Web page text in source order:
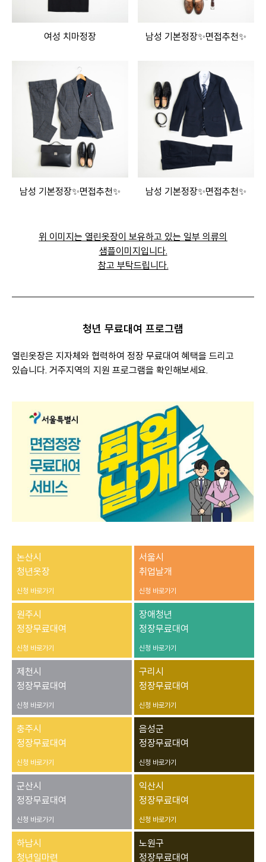
여성 치마정장 남성 기본정장✨면접추천✨
남성 기본정장✨면접추천✨ 남성 기본정장✨면접추천✨
위 이미지는 열린옷장이 보유하고 있는 일부 의류의
샘플이미지입니다.
참고 부탁드립니다.
청년 무료대여 프로그램
열린옷장은 지자체와 협력하여 정장 무료대여 혜택을 드리고
있습니다. 거주지역의 지원 프로그램을 확인해보세요.
논산시
청년옷장
신청 바로가기
서울시
취업날개
신청 바로가기
원주시
정장무료대여
신청 바로가기
장애청년
정장무료대여
신청 바로가기
제천시
정장무료대여
신청 바로가기
구리시
정장무료대여
신청 바로가기
충주시
정장무료대여
신청 바로가기
음성군
정장무료대여
신청 바로가기
군산시
정장무료대여
신청 바로가기
익산시
정장무료대여
신청 바로가기
하남시
청년일마련
노원구
정장무료대여